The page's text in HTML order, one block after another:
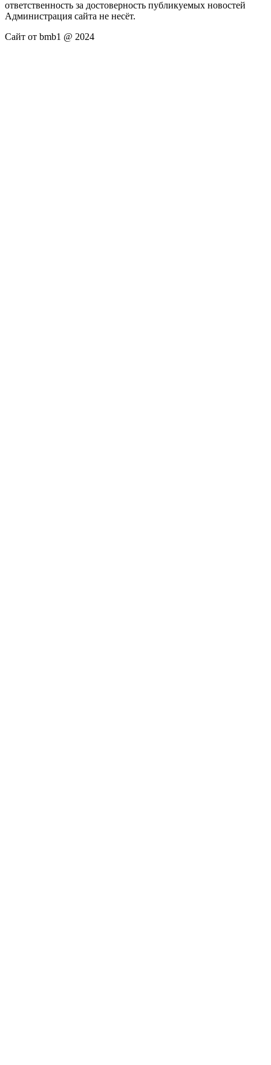
ответственность за достоверность публикуемых новостей
Администрация сайта не несёт.
Сайт от bmb1 @ 2024